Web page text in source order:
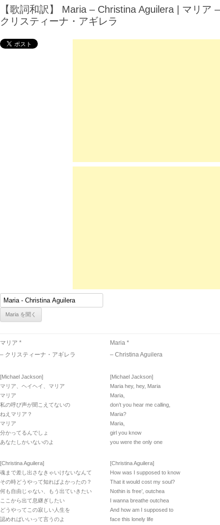
【歌詞和訳】 Maria – Christina Aguilera | マリア –
クリスティーナ・アギレラ
マリア *
– クリスティーナ・アギレラ
[Michael Jackson]
マリア、ヘイヘイ、マリア
マリア
私の呼び声が聞こえてないの
ねえマリア？
マリア
分かってるんでしょ
あなたしかいないのよ
[Christina Aguilera]
魂まで差し出さなきゃいけないなんて
その時どうやって知ればよかったの？
何も自由じゃない、もう出ていきたい
ここから出て息継ぎしたい
どうやってこの寂しい人生を
認めればいいって言うのよ
Maria *
– Christina Aguilera
[Michael Jackson]
Maria hey, hey, Maria
Maria,
don’t you hear me calling,
Maria?
Maria,
girl you know
you were the only one
[Christina Aguilera]
How was I supposed to know
That it would cost my soul?
Nothin is free’, outchea
I wanna breathe outchea
And how am I supposed to
face this lonely life